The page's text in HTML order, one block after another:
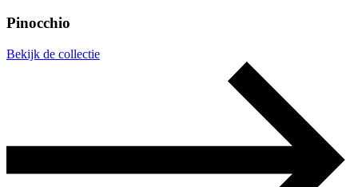
Pinocchio
Bekijk de collectie